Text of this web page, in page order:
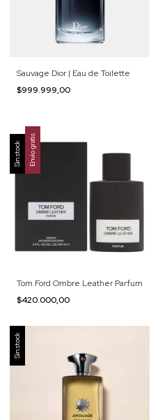
Sauvage Dior | Eau de Toilette
$999.999,00
Sin stock Envío gratis
Tom Ford Ombre Leather Parfum
$420.000,00
Sin stock